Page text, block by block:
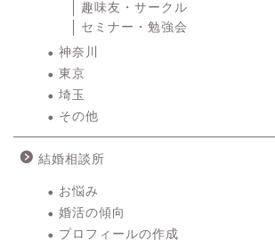
趣味友・サークル
セミナー・勉強会
神奈川
東京
埼玉
その他
結婚相談所
お悩み
婚活の傾向
プロフィールの作成